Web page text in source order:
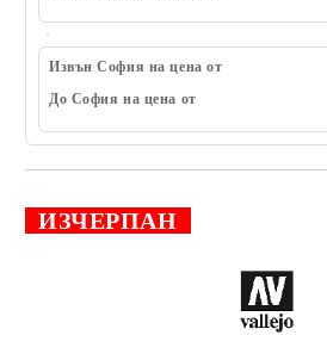
Извън София на цена от
До София на цена от
ИЗЧЕРПАН